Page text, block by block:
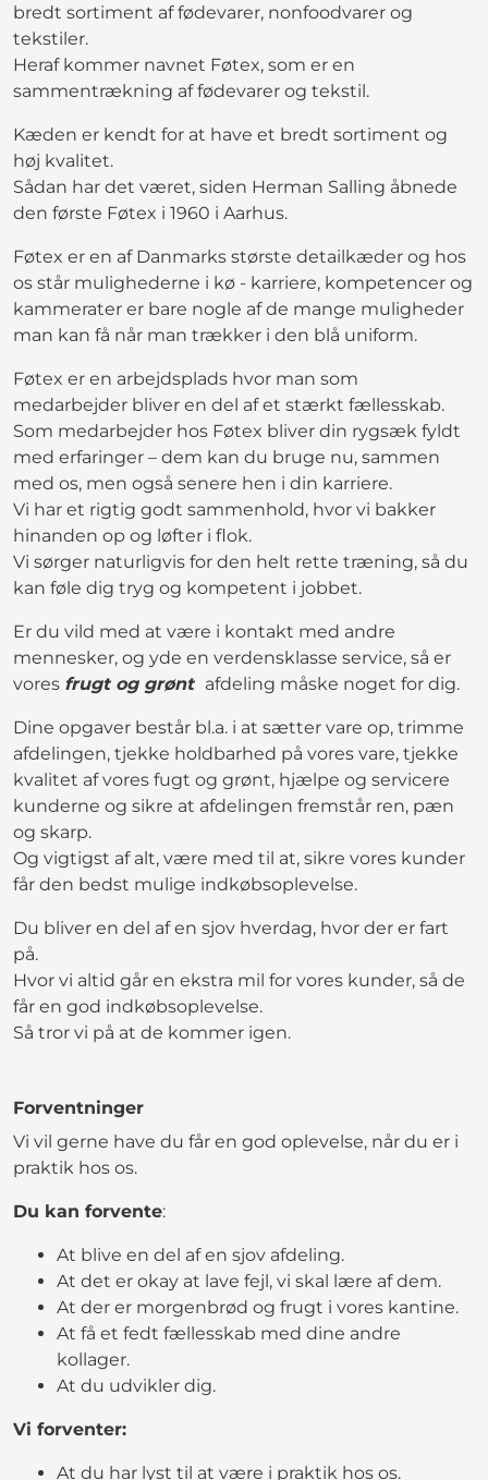
bredt sortiment af fødevarer, nonfoodvarer og
tekstiler.
Heraf kommer navnet Føtex, som er en
sammentrækning af fødevarer og tekstil.
Kæden er kendt for at have et bredt sortiment og
høj kvalitet.
Sådan har det været, siden Herman Salling åbnede
den første Føtex i 1960 i Aarhus.
Føtex er en af Danmarks største detailkæder og hos
os står mulighederne i kø - karriere, kompetencer og
kammerater er bare nogle af de mange muligheder
man kan få når man trækker i den blå uniform.
Føtex er en arbejdsplads hvor man som
medarbejder bliver en del af et stærkt fællesskab.
Som medarbejder hos Føtex bliver din rygsæk fyldt
med erfaringer – dem kan du bruge nu, sammen
med os, men også senere hen i din karriere.
Vi har et rigtig godt sammenhold, hvor vi bakker
hinanden op og løfter i flok.
Vi sørger naturligvis for den helt rette træning, så du
kan føle dig tryg og kompetent i jobbet.
Er du vild med at være i kontakt med andre
mennesker, og yde en verdensklasse service, så er
vores frugt og grønt afdeling måske noget for dig.
Dine opgaver består bl.a. i at sætter vare op, trimme
afdelingen, tjekke holdbarhed på vores vare, tjekke
kvalitet af vores fugt og grønt, hjælpe og servicere
kunderne og sikre at afdelingen fremstår ren, pæn
og skarp.
Og vigtigst af alt, være med til at, sikre vores kunder
får den bedst mulige indkøbsoplevelse.
Du bliver en del af en sjov hverdag, hvor der er fart
på.
Hvor vi altid går en ekstra mil for vores kunder, så de
får en god indkøbsoplevelse.
Så tror vi på at de kommer igen.
Forventninger
Vi vil gerne have du får en god oplevelse, når du er i
praktik hos os.
Du kan forvente:
At blive en del af en sjov afdeling.
At det er okay at lave fejl, vi skal lære af dem.
At der er morgenbrød og frugt i vores kantine.
At få et fedt fællesskab med dine andre
kollager.
At du udvikler dig.
Vi forventer:
At du har lyst til at være i praktik hos os.